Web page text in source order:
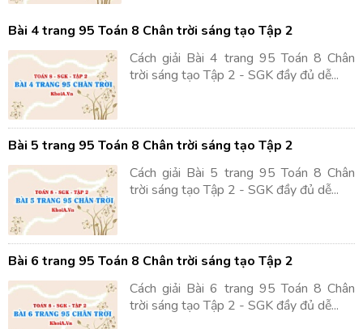
Bài 4 trang 95 Toán 8 Chân trời sáng tạo Tập 2
Cách giải Bài 4 trang 95 Toán 8 Chân
trời sáng tạo Tập 2 - SGK đầy đủ dễ...
Bài 5 trang 95 Toán 8 Chân trời sáng tạo Tập 2
Cách giải Bài 5 trang 95 Toán 8 Chân
trời sáng tạo Tập 2 - SGK đầy đủ dễ...
Bài 6 trang 95 Toán 8 Chân trời sáng tạo Tập 2
Cách giải Bài 6 trang 95 Toán 8 Chân
trời sáng tạo Tập 2 - SGK đầy đủ dễ...